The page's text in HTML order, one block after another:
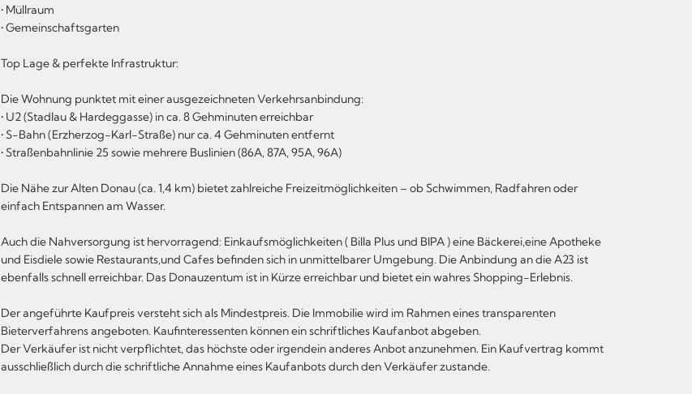
• Müllraum
• Gemeinschaftsgarten
Top Lage & perfekte Infrastruktur:
Die Wohnung punktet mit einer ausgezeichneten Verkehrsanbindung:
• U2 (Stadlau & Hardeggasse) in ca. 8 Gehminuten erreichbar
• S-Bahn (Erzherzog-Karl-Straße) nur ca. 4 Gehminuten entfernt
• Straßenbahnlinie 25 sowie mehrere Buslinien (86A, 87A, 95A, 96A)
Die Nähe zur Alten Donau (ca. 1,4 km) bietet zahlreiche Freizeitmöglichkeiten – ob Schwimmen, Radfahren oder
einfach Entspannen am Wasser.
Auch die Nahversorgung ist hervorragend: Einkaufsmöglichkeiten ( Billa Plus und BIPA ) eine Bäckerei,eine Apotheke
und Eisdiele sowie Restaurants,und Cafes befinden sich in unmittelbarer Umgebung. Die Anbindung an die A23 ist
ebenfalls schnell erreichbar. Das Donauzentum ist in Kürze erreichbar und bietet ein wahres Shopping-Erlebnis.
Der angeführte Kaufpreis versteht sich als Mindestpreis. Die Immobilie wird im Rahmen eines transparenten
Bieterverfahrens angeboten. Kaufinteressenten können ein schriftliches Kaufanbot abgeben.
Der Verkäufer ist nicht verpflichtet, das höchste oder irgendein anderes Anbot anzunehmen. Ein Kaufvertrag kommt
ausschließlich durch die schriftliche Annahme eines Kaufanbots durch den Verkäufer zustande.